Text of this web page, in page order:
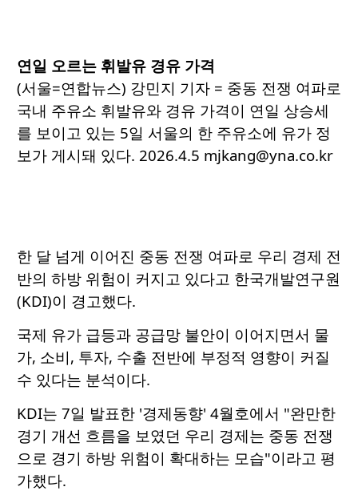
연일 오르는 휘발유 경유 가격
(서울=연합뉴스) 강민지 기자 = 중동 전쟁 여파로
국내 주유소 휘발유와 경유 가격이 연일 상승세
를 보이고 있는 5일 서울의 한 주유소에 유가 정
보가 게시돼 있다. 2026.4.5 mjkang@yna.co.kr
한 달 넘게 이어진 중동 전쟁 여파로 우리 경제 전
반의 하방 위험이 커지고 있다고 한국개발연구원
(KDI)이 경고했다.
국제 유가 급등과 공급망 불안이 이어지면서 물
가, 소비, 투자, 수출 전반에 부정적 영향이 커질
수 있다는 분석이다.
KDI는 7일 발표한 '경제동향' 4월호에서 "완만한
경기 개선 흐름을 보였던 우리 경제는 중동 전쟁
으로 경기 하방 위험이 확대하는 모습"이라고 평
가했다.